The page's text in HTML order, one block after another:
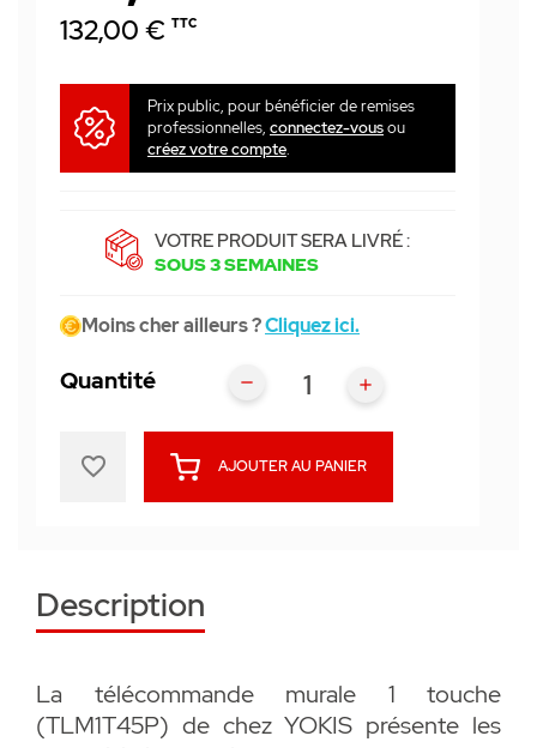
132,00 € TTC
Prix public, pour bénéficier de remises
professionnelles, connectez-vousou
créez votre compte.
VOTRE PRODUIT SERA LIVRÉ :
SOUS 3 SEMAINES
Moins cher ailleurs ?Cliquez ici.
Quantité
AJOUTER AU PANIER
favorite_border
Description
La télécommande murale 1 touche
(TLM1T45P) de chez YOKIS présente les